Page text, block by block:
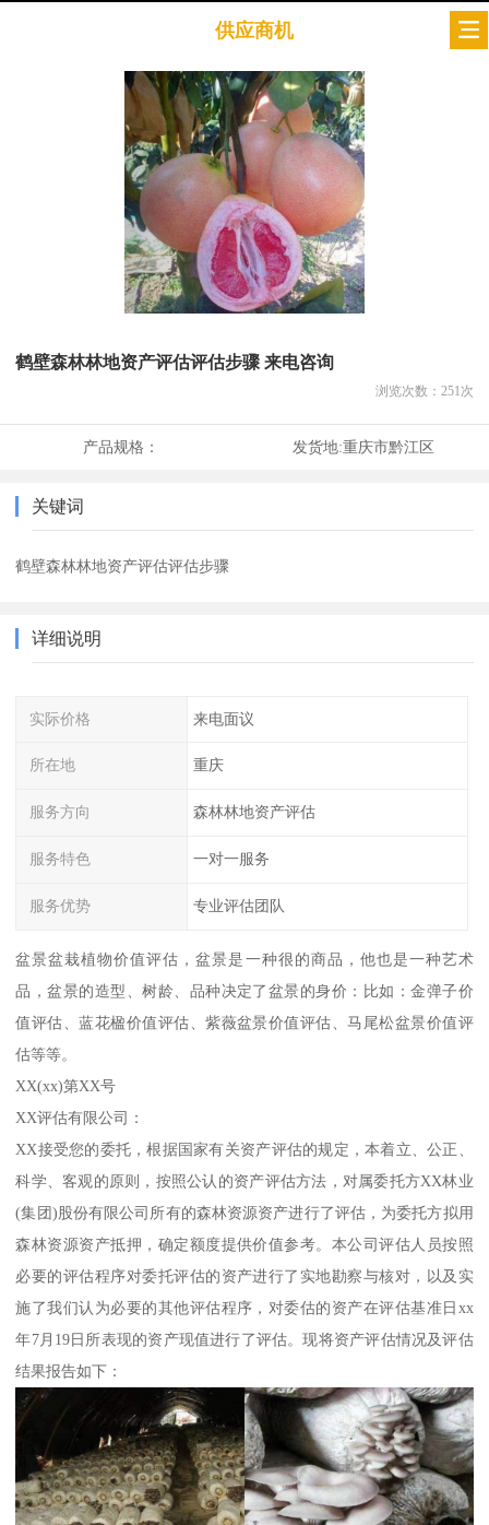
供应商机
鹤壁森林林地资产评估评估步骤 来电咨询
浏览次数： 251 次
产品规格： 发货地:重庆市黔江区
关键词
鹤壁森林林地资产评估评估步骤
详细说明
实际价格 来电面议
所在地 重庆
服务方向 森林林地资产评估
服务特色 一对一服务
服务优势 专业评估团队
盆景盆栽植物价值评估，盆景是一种很的商品，他也是一种艺术
品，盆景的造型、树龄、品种决定了盆景的身价：比如：金弹子价
值评估、蓝花楹价值评估、紫薇盆景价值评估、马尾松盆景价值评
估等等。
XX(xx)第XX号
XX评估有限公司：
XX接受您的委托，根据国家有关资产评估的规定，本着立、公正、
科学、客观的原则，按照公认的资产评估方法，对属委托方XX林业
(集团)股份有限公司所有的森林资源资产进行了评估，为委托方拟用
森林资源资产抵押，确定额度提供价值参考。本公司评估人员按照
必要的评估程序对委托评估的资产进行了实地勘察与核对，以及实
施了我们认为必要的其他评估程序，对委估的资产在评估基准日xx
年7月19日所表现的资产现值进行了评估。现将资产评估情况及评估
结果报告如下：